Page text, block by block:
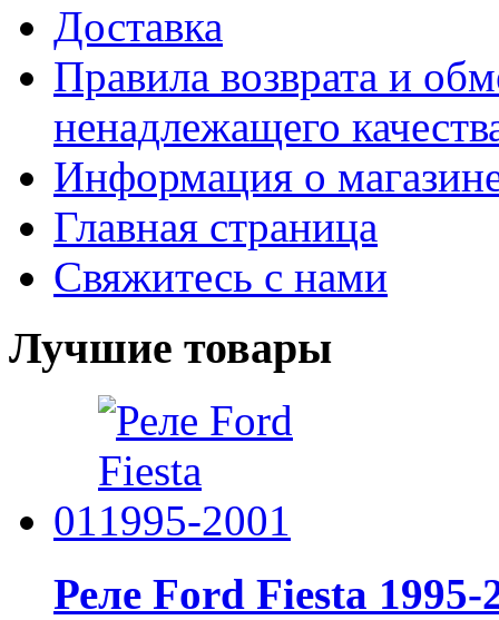
Доставка
Правила возврата и
ненадлежащего
Информация о
Главная страница
Свяжитесь с нами
Лучшие товары
01
Реле Ford Fiesta 1995-